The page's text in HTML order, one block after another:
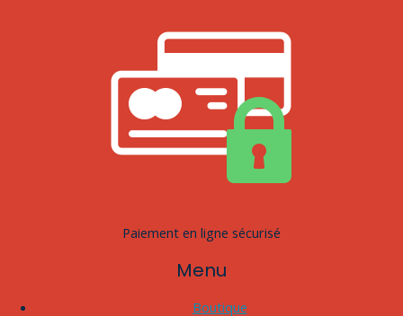
Paiement en ligne sécurisé
Menu
Boutique